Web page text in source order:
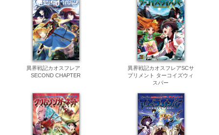
異界戦記カオスフレア
SECOND CHAPTER
異界戦記カオスフレアSCサ
プリメント ターコイズウィ
スパー